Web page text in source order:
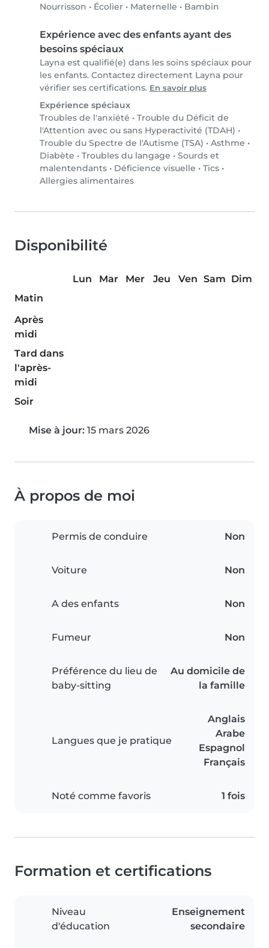
Nourrisson • Écolier • Maternelle • Bambin
Expérience avec des enfants ayant des
besoins spéciaux
Layna est qualifié(e) dans les soins spéciaux pour
les enfants. Contactez directement Layna pour
vérifier ses certifications. En savoir plus
Expérience spéciaux
Troubles de l'anxiété • Trouble du Déficit de
l'Attention avec ou sans Hyperactivité (TDAH) •
Trouble du Spectre de l'Autisme (TSA) • Asthme •
Diabète • Troubles du langage • Sourds et
malentendants • Déficience visuelle • Tics •
Allergies alimentaires
Disponibilité
Lun Mar Mer Jeu Ven Sam Dim
Matin
Après
midi
Tard dans
l'après-
midi
Soir
Mise à jour: 15 mars 2026
À propos de moi
Permis de conduire Non
Voiture Non
A des enfants Non
Fumeur Non
Préférence du lieu de
baby-sitting
Au domicile de
la famille
Langues que je pratique
Anglais
Arabe
Espagnol
Français
Noté comme favoris 1 fois
Formation et certifications
Niveau
d'éducation
Enseignement
secondaire